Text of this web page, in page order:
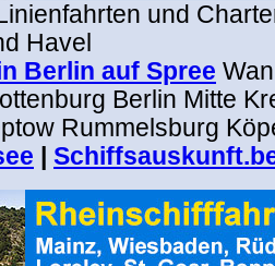
und
Havel
Berlin auf Spree
Berlin Mitte
Rummelsburg